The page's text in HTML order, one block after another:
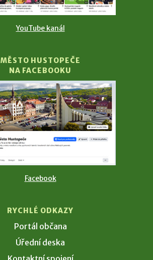
YouTube kanál
MĚSTO HUSTOPEČE
NA FACEBOOKU
Facebook
RYCHLÉ ODKAZY
Portál občana
Úřední deska